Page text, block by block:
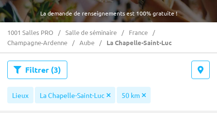
La demande de renseignements est 100% gratuite !
1001 Salles PRO Salle de séminaire
France
Champagne-Ardenne
Aube La Chapelle-Saint-Luc
Filtrer (3)
Lieux La Chapelle-Saint-Luc 50 km